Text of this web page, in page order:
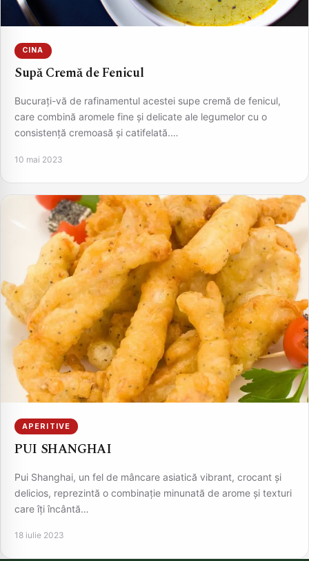
CINA
Supă Cremă de Fenicul
Bucurați-vă de rafinamentul acestei supe cremă de fenicul,
care combină aromele fine și delicate ale legumelor cu o
consistență cremoasă și catifelată.…
10 mai 2023
APERITIVE
PUI SHANGHAI
Pui Shanghai, un fel de mâncare asiatică vibrant, crocant și
delicios, reprezintă o combinație minunată de arome și texturi
care îți încântă…
18 iulie 2023